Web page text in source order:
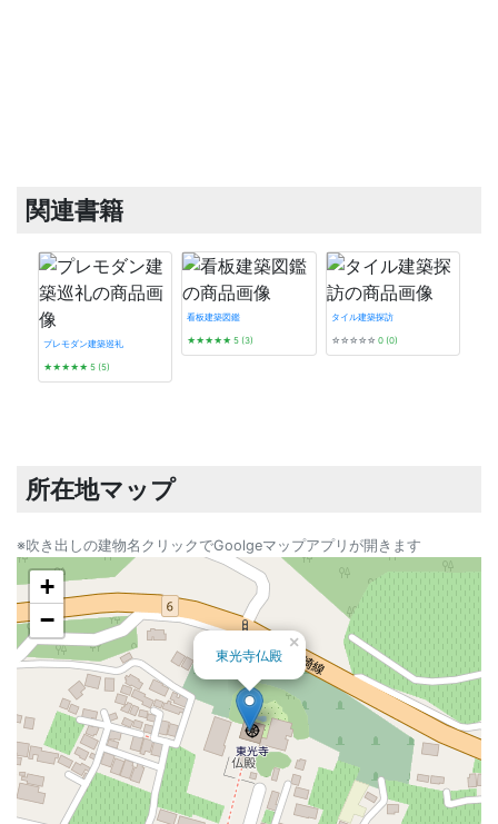
関連書籍
プレモダン建築巡礼
★★★★★ 5 (5)
看板建築図鑑
★★★★★ 5 (3)
タイル建築探訪
☆☆☆☆☆ 0 (0)
所在地マップ
※吹き出しの建物名クリックでGoolgeマップアプリが開きます
東光寺仏殿
×
+
−